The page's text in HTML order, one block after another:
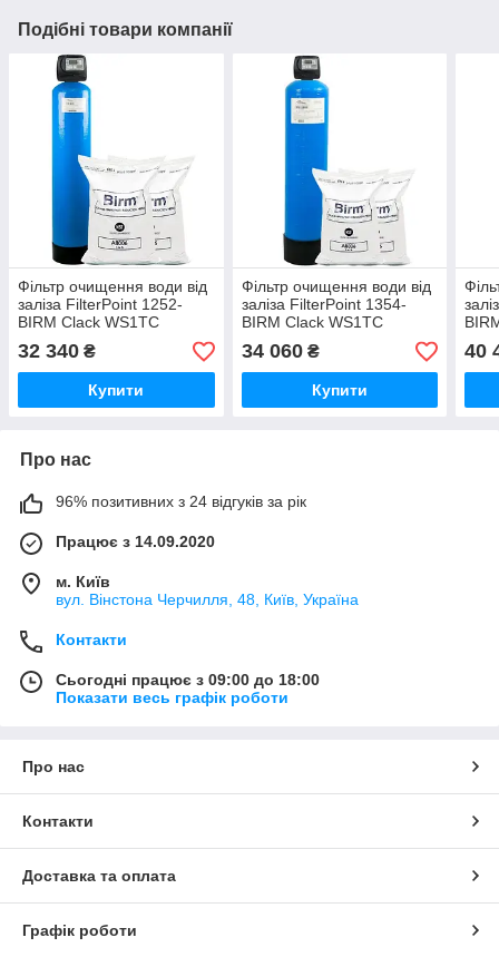
Подібні товари компанії
Фільтр очищення води від
заліза FilterPoint 1252-
BIRM Clack WS1ТС
32 340 ₴
Купити
Фільтр очищення води від
заліза FilterPoint 1354-
BIRM Clack WS1ТС
34 060₴
Купити
40
Про нас
96% позитивних з 24 відгуків за рік
Працює з 14.09.2020
м. Київ
вул. Вінстона Черчилля, 48, Київ, Україна
Контакти
Сьогодні працює з 09:00 до 18:00
Показати весь графік роботи
Про нас
Контакти
Доставка та оплата
Графік роботи